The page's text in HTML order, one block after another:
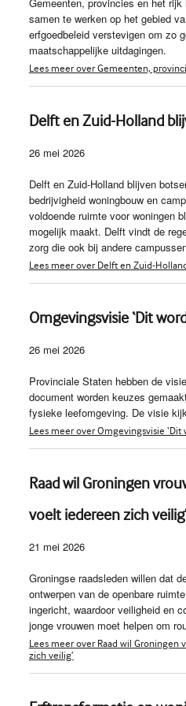
samen te werken op het gebied
erfgoedbeleid verstevigen om zo
maatschappelijke uitdagingen.
Lees meer over Gemeenten,
Delft en Zuid-Holland
26 mei 2026
Delft en Zuid‑Holland blijven
bedrijvigheid woningbouw en
voldoende ruimte voor woningen
mogelijk maakt. Delft vindt de
zorg die ook bij andere
Lees meer over Delft en Zuid-
Omgevingsvisie ‘Dit
26 mei 2026
Provinciale Staten hebben de
document worden keuzes
fysieke leefomgeving. De visie
Lees meer over Omgevingsvisie ‘Dit
Raad wil Groningen
voelt iedereen zich
21 mei 2026
Groningse raadsleden willen dat
ontwerpen van de openbare
ingericht, waardoor veiligheid en
jonge vrouwen moet helpen om
Lees meer over Raad wil
zich veilig’